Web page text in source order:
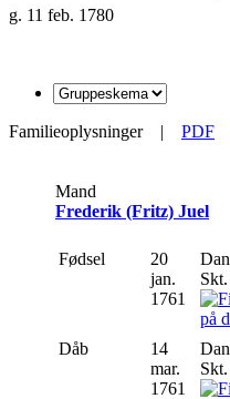
g. 11 feb. 1780
Familieoplysninger| PDF
Mand
Frederik (Fritz) Juel
Fødsel
20
jan.
1761
Dåb
14
mar.
1761